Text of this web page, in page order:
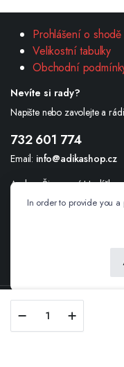
zimní
Prohlášení o shodě
Velikostní tabulky
Obchodní
Nevíte si rady?
Napište nebo zavolejte a
732 601 774
Email: info@adikashop.cz
Andrea Šimonová
In order to provide you a
Store